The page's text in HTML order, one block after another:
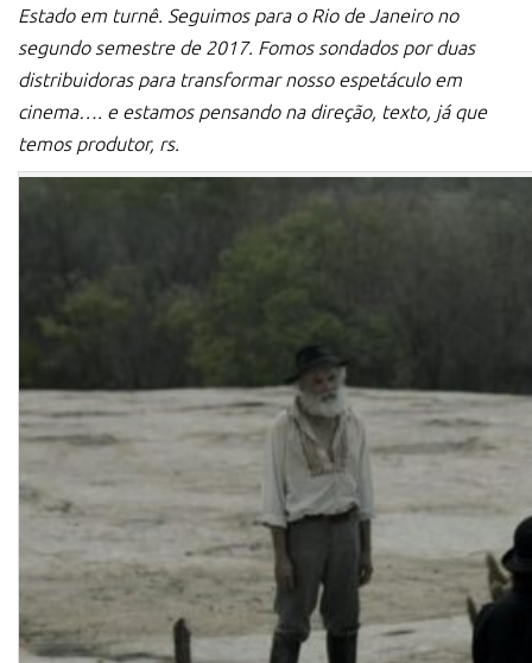
Estado em turnê. Seguimos para o Rio de Janeiro no
segundo semestre de 2017. Fomos sondados por duas
distribuidoras para transformar nosso espetáculo em
cinema…. e estamos pensando na direção, texto, já que
temos produtor, rs.